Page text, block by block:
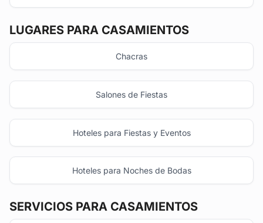
LUGARES PARA CASAMIENTOS
Chacras
Salones de Fiestas
Hoteles para Fiestas y Eventos
Hoteles para Noches de Bodas
SERVICIOS PARA CASAMIENTOS